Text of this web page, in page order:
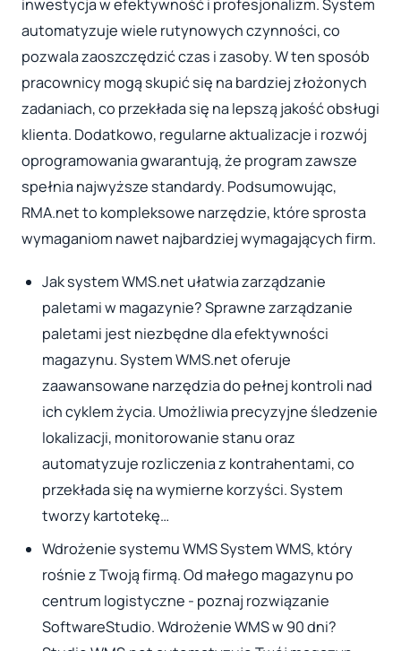
inwestycja w efektywność i profesjonalizm. System
automatyzuje wiele rutynowych czynności, co
pozwala zaoszczędzić czas i zasoby. W ten sposób
pracownicy mogą skupić się na bardziej złożonych
zadaniach, co przekłada się na lepszą jakość obsługi
klienta. Dodatkowo, regularne aktualizacje i rozwój
oprogramowania gwarantują, że program zawsze
spełnia najwyższe standardy. Podsumowując,
RMA.net to kompleksowe narzędzie, które sprosta
wymaganiom nawet najbardziej wymagających firm.
Jak system WMS.net ułatwia zarządzanie
paletami w magazynie? Sprawne zarządzanie
paletami jest niezbędne dla efektywności
magazynu. System WMS.net oferuje
zaawansowane narzędzia do pełnej kontroli nad
ich cyklem życia. Umożliwia precyzyjne śledzenie
lokalizacji, monitorowanie stanu oraz
automatyzuje rozliczenia z kontrahentami, co
przekłada się na wymierne korzyści. System
tworzy kartotekę…
Wdrożenie systemu WMS System WMS, który
rośnie z Twoją firmą. Od małego magazynu po
centrum logistyczne - poznaj rozwiązanie
SoftwareStudio. Wdrożenie WMS w 90 dni?